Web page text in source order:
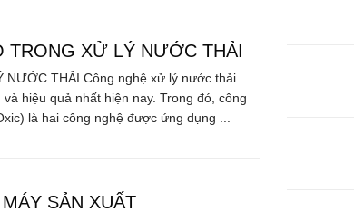
TRONG XỬ LÝ NƯỚC THẢI
NƯỚC THẢI Công nghệ xử lý nước thải
hiệu quả nhất hiện nay. Trong đó, công
là hai công nghệ được ứng dụng ...
SẢN XUẤT